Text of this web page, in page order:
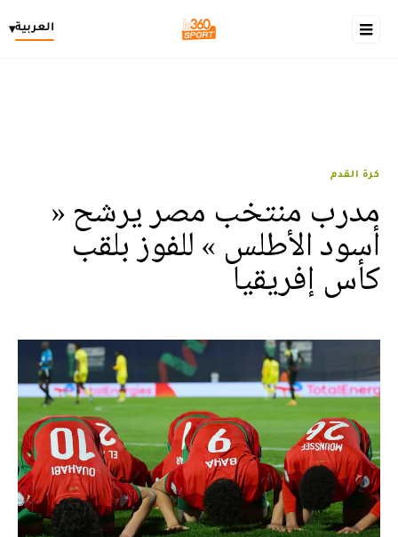
العربية▾
كرة القدم
مدرب منتخب مصر يرشح «
أسود الأطلس » للفوز بلقب
كأس إفريقيا